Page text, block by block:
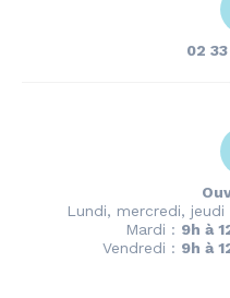
02
Lundi, mercredi, jeudi
Mardi : 9h à
Vendredi : 9h à